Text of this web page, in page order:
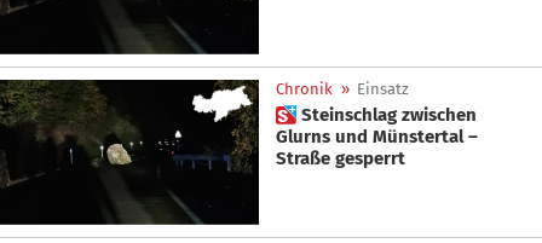
Chronik » Einsatz
 Steinschlag zwischen
Glurns und Münstertal –
Straße gesperrt